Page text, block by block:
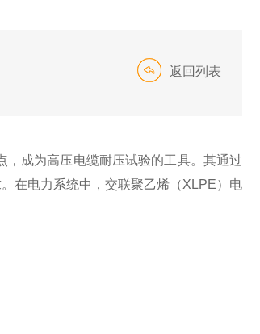
返回列表
，成为高压电缆耐压试验的工具。其通过
在电力系统中，交联聚乙烯（XLPE）电